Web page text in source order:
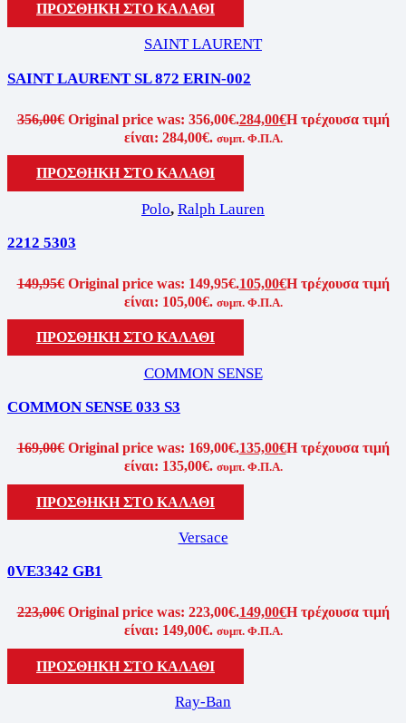
ΠΡΟΣΘΉΚΗ ΣΤΟ ΚΑΛΆΘΙ
SAINT LAURENT
SAINT LAURENT SL 872 ERIN-002
356,00€ Original price was: 356,00€.284,00€Η τρέχουσα τιμή
είναι: 284,00€. συμπ. Φ.Π.Α.
ΠΡΟΣΘΉΚΗ ΣΤΟ ΚΑΛΆΘΙ
Polo, Ralph Lauren
2212 5303
149,95€ Original price was: 149,95€.105,00€Η τρέχουσα τιμή
είναι: 105,00€. συμπ. Φ.Π.Α.
ΠΡΟΣΘΉΚΗ ΣΤΟ ΚΑΛΆΘΙ
COMMON SENSE
COMMON SENSE 033 S3
169,00€ Original price was: 169,00€.135,00€Η τρέχουσα τιμή
είναι: 135,00€. συμπ. Φ.Π.Α.
ΠΡΟΣΘΉΚΗ ΣΤΟ ΚΑΛΆΘΙ
Versace
0VE3342 GB1
223,00€ Original price was: 223,00€.149,00€Η τρέχουσα τιμή
είναι: 149,00€. συμπ. Φ.Π.Α.
ΠΡΟΣΘΉΚΗ ΣΤΟ ΚΑΛΆΘΙ
Ray-Ban